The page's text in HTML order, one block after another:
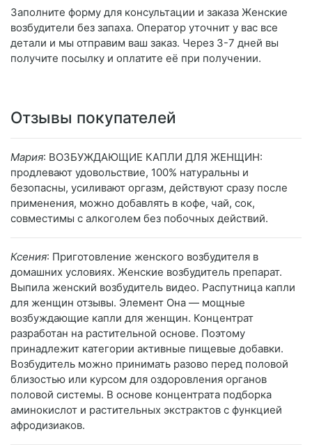
Заполните форму для консультации и заказа Женские
возбудители без запаха. Оператор уточнит у вас все
детали и мы отправим ваш заказ. Через 3-7 дней вы
получите посылку и оплатите её при получении.
Отзывы покупателей
Мария: ВОЗБУЖДАЮЩИЕ КАПЛИ ДЛЯ ЖЕНЩИН:
продлевают удовольствие, 100% натуральны и
безопасны, усиливают оргазм, действуют сразу после
применения, можно добавлять в кофе, чай, сок,
совместимы с алкоголем без побочных действий.
Ксения: Приготовление женского возбудителя в
домашних условиях. Женские возбудитель препарат.
Выпила женский возбудитель видео. Распутница капли
для женщин отзывы. Элемент Она — мощные
возбуждающие капли для женщин. Концентрат
разработан на растительной основе. Поэтому
принадлежит категории активные пищевые добавки.
Возбудитель можно принимать разово перед половой
близостью или курсом для оздоровления органов
половой системы. В основе концентрата подборка
аминокислот и растительных экстрактов с функцией
афродизиаков.